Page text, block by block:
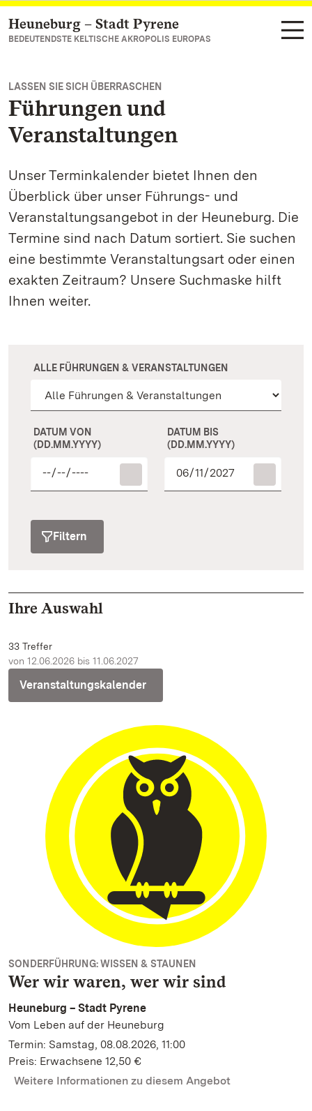
Zum Hauptinhalt springen
Heuneburg – Stadt Pyrene
BEDEUTENDSTE KELTISCHE AKROPOLIS EUROPAS
LASSEN SIE SICH ÜBERRASCHEN
Führungen und
Veranstaltungen
Unser Terminkalender bietet Ihnen den
Überblick über unser Führungs- und
Veranstaltungsangebot in der Heuneburg. Die
Termine sind nach Datum sortiert. Sie suchen
eine bestimmte Veranstaltungsart oder einen
exakten Zeitraum? Unsere Suchmaske hilft
Ihnen weiter.
ALLE FÜHRUNGEN & VERANSTALTUNGEN
DATUM VON
(DD.MM.YYYY)
DATUM BIS
(DD.MM.YYYY)
Filtern
Ihre Auswahl
33 Treffer
von 12.06.2026 bis 11.06.2027
Veranstaltungskalender
SONDERFÜHRUNG: WISSEN & STAUNEN
Wer wir waren, wer wir sind
Heuneburg – Stadt Pyrene
Vom Leben auf der Heuneburg
Termin: Samstag, 08.08.2026, 11:00
Preis: Erwachsene 12,50 €
Weitere Informationen zu diesem Angebot